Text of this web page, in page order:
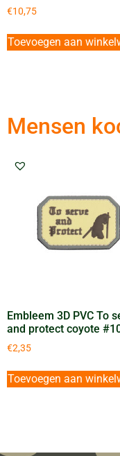
€10,75
Toevoegen aan
Mensen
Embleem 3D PVC To
and protect coyote
€2,35
Toevoegen aan